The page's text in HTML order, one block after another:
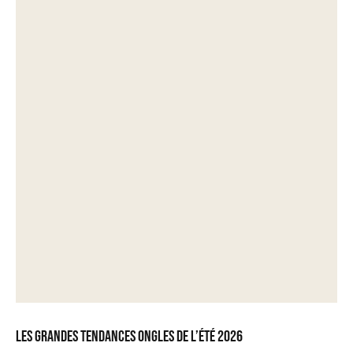
Les grandes tendances ongles de l’été 2026